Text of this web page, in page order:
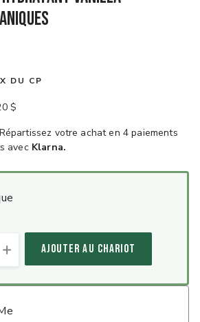
DU CP
$
votre achat en 4 paiements
avec Klarna.
AJOUTER AU CHARIOT